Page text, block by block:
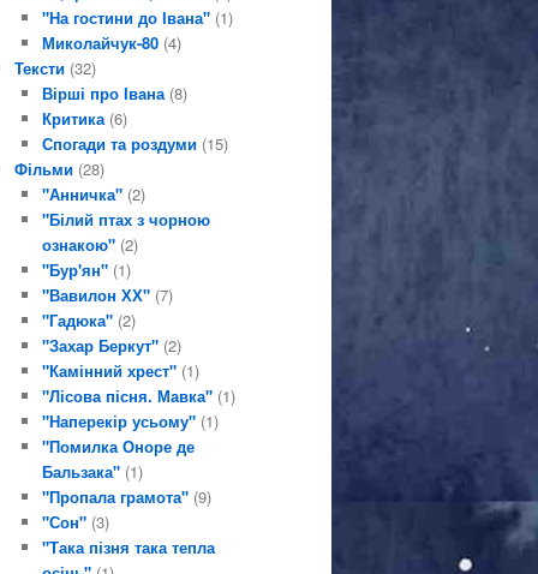
"На гостини до Івана"(1)
Миколайчук-80(4)
Тексти (32)
Вірші про Івана(8)
Критика(6)
Спогади та роздуми(15)
Фільми (28)
"Анничка"(2)
"Білий птах з чорною
ознакою"(2)
"Бур'ян"(1)
"Вавилон ХХ"(7)
"Гадюка"(2)
"Захар Беркут"(2)
"Камінний хрест"(1)
"Лісова пісня. Мавка"(1)
"Наперекір усьому"(1)
"Помилка Оноре де
Бальзака"(1)
"Пропала грамота"(9)
"Сон"(3)
"Така пізня така тепла